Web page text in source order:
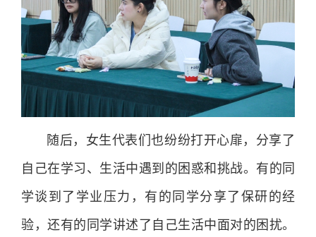
随后，女生代表们也纷纷打开心扉，分享了
自己在学习、生活中遇到的困惑和挑战。有的同
学谈到了学业压力，有的同学分享了保研的经
验，还有的同学讲述了自己生活中面对的困扰。